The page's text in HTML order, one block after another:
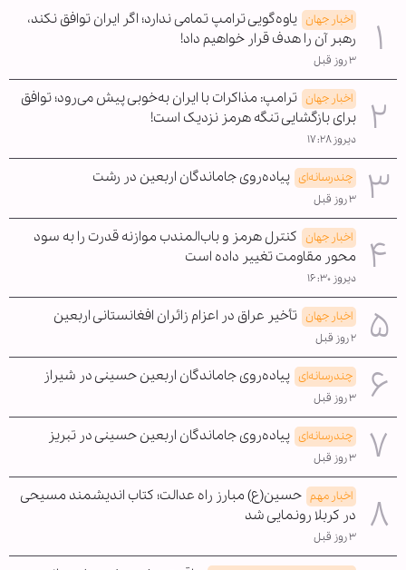
اخبار جهان یاوه‌گویی ترامپ تمامی ندارد؛ اگر ایران توافق نکند،
رهبر آن را هدف قرار خواهیم داد!
۳ روز قبل
اخبار جهان ترامپ: مذاکرات با ایران به‌خوبی پیش می‌رود؛ توافق
برای بازگشایی تنگه هرمز نزدیک است!
دیروز ۱۷:۲۸
چندرسانه‌ای پیاده‌روی جاماندگان اربعین در رشت
۳ روز قبل
اخبار جهان کنترل هرمز و باب‌المندب موازنه قدرت را به سود
محور مقاومت تغییر داده است
دیروز ۱۶:۳۰
اخبار جهان تأخیر عراق در اعزام زائران افغانستانی اربعین
۲ روز قبل
چندرسانه‌ای پیاده‌روی جاماندگان اربعین حسینی در شیراز
۳ روز قبل
چندرسانه‌ای پیاده‌روی جاماندگان اربعین حسینی در تبریز
۳ روز قبل
اخبار مهم حسین(ع) مبارز راه عدالت؛ کتاب اندیشمند مسیحی
در کربلا رونمایی شد
۳ روز قبل